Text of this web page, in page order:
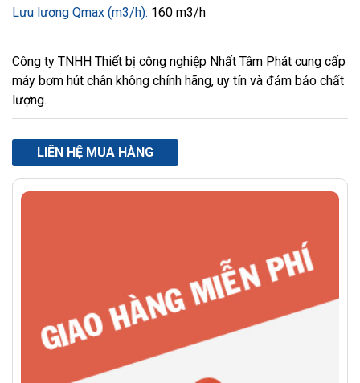
Lưu lương Qmax (m3/h): 160 m3/h
Công ty TNHH Thiết bị công nghiệp Nhất Tâm Phát cung cấp
máy bơm hút chân không chính hãng, uy tín và đảm bảo chất
lượng.
LIÊN HỆ MUA HÀNG